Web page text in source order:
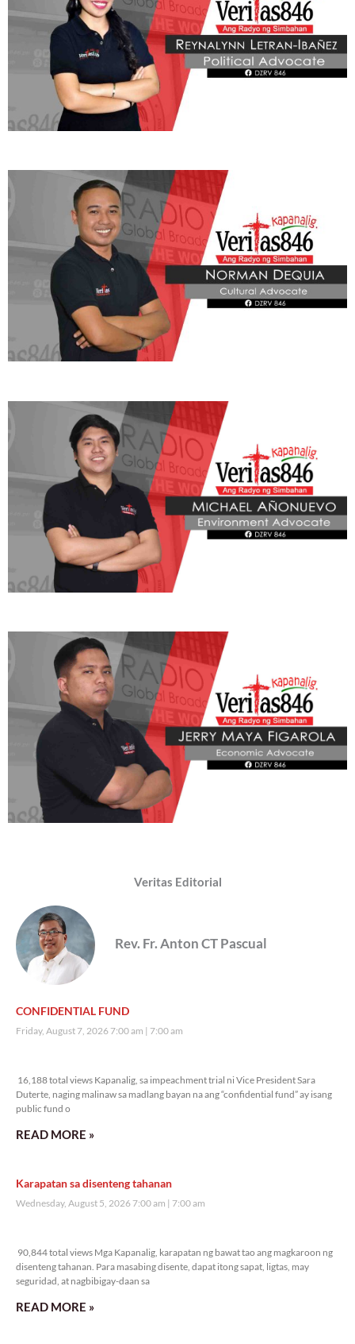
Veritas Editorial
Rev. Fr. Anton CT Pascual
CONFIDENTIAL FUND
Friday, August 7, 2026 7:00 am 7:00 am
16,188 total views Kapanalig, sa impeachment trial ni Vice President Sara
Duterte, naging malinaw sa madlang bayan na ang “confidential fund” ay isang
public fund o
READ MORE »
Karapatan sa disenteng tahanan
Wednesday, August 5, 2026 7:00 am 7:00 am
90,844 total views Mga Kapanalig, karapatan ng bawat tao ang magkaroon ng
disenteng tahanan. Para masabing disente, dapat itong sapat, ligtas, may
seguridad, at nagbibigay-daan sa
READ MORE »